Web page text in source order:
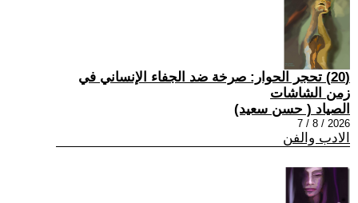
(20) تحجر الحوار: صرخة ضد الجفاء الإنساني في
زمن الشاشات
الصياد ‏( حسن سعيد‏)
2026 / 8 / 7
الادب والفن